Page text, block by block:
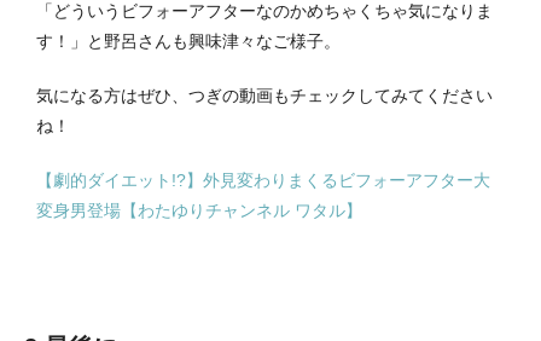
「どういうビフォーアフターなのかめちゃくちゃ気になりま
す！」と野呂さんも興味津々なご様子。
気になる方はぜひ、つぎの動画もチェックしてみてください
ね！
【劇的ダイエット!?】外見変わりまくるビフォーアフター大
変身男登場【わたゆりチャンネル ワタル】